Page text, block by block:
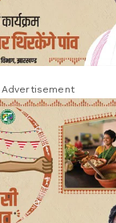
Advertisement